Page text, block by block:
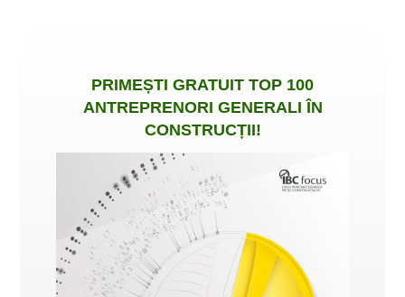
PRIMEȘTI GRATUIT TOP 100
ANTREPRENORI GENERALI ÎN
CONSTRUCȚII!